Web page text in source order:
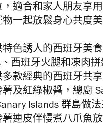
適合和家人朋友享用
一起放鬆身心共度美
特色誘人的西班牙美
西班牙火腿和凍肉拼
款經典的西班牙共享
及紅綠椒醬， 總廚
Islands 群島做
連皮伴慢煮八爪魚